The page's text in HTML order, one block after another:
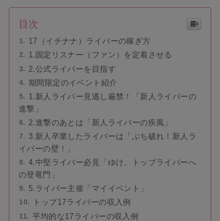
目次
17（イチナナ）ライバーの稼ぎ方
1.固定リスナー（ファン）を定着させる
2.公式ライバーを目指す
期間限定のイベント紹介
1.新人ライバー見逃し厳禁！「新人ライバーの
進撃」
2.進撃のあとは「新人ライバーの疾風」
3.新人卒業したライバーは「ぶち破れ！新人ラ
イバーの壁！」
4.中堅ライバー必見「ゆけ、トップライバーへ
の登竜門」
5.ライバー主催「マイイベント」
トップ17ライバーの収入例
平均的な17ライバーの収入例